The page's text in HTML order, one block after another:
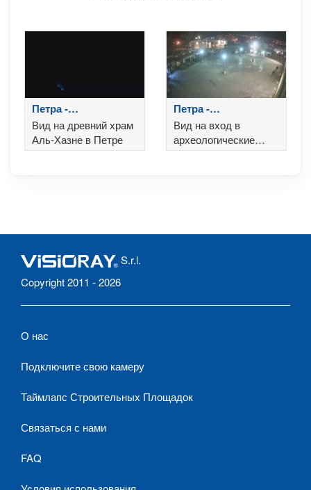
Петра -
Сокровищница
Вид на древний храм
Аль-Хазне в Петре
Петра -
Туристический
центр
Вид на вход в
археологические
раскопки Петры.
S.r.l.
Copyright 2011 - 2026
О нас
Подключите свою камеру
Таймлапс Строительных Площадок
Связаться с нами
FAQ